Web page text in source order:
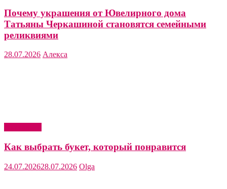
Почему украшения от Ювелирного дома
Татьяны Черкашиной становятся семейными
реликвиями
28.07.2026 Алекса
Как выбрать букет, который понравится
24.07.202628.07.2026 Olga